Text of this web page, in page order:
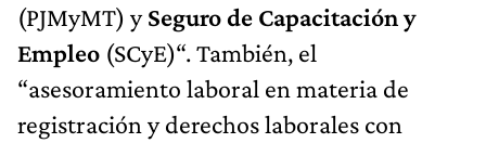
(PJMyMT) ySeguro de Capacitación y
Empleo (SCyE)“. También, el
“asesoramiento laboral en materia de
registración y derechos laborales con